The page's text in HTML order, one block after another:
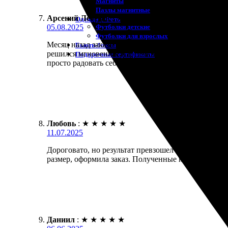
Пазлы магнитные
Одежда с Фото
Футболки детские
Футболки для взрослых
Бьюти-боксы
Подарочные сертификаты
Арсений Лебедев : ★
05.08.2025
Месяц назад заказывал портреты по фотографии.
решился мгновенно. Картинки напечатали
просто радовать себя.
Любовь : ★ ★ ★ ★ ★
11.07.2025
Дороговато, но результат превзошел ожидания!
размер, оформила заказ. Полученные картины
Даниил : ★ ★ ★ ★ ★